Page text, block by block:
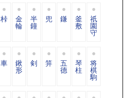
桛 金
輪
半
鐘
兜 鎌 釜
敷
祇
園
守
車 鍬
形
剣 笄 五
德
琴
柱
将
棋
駒